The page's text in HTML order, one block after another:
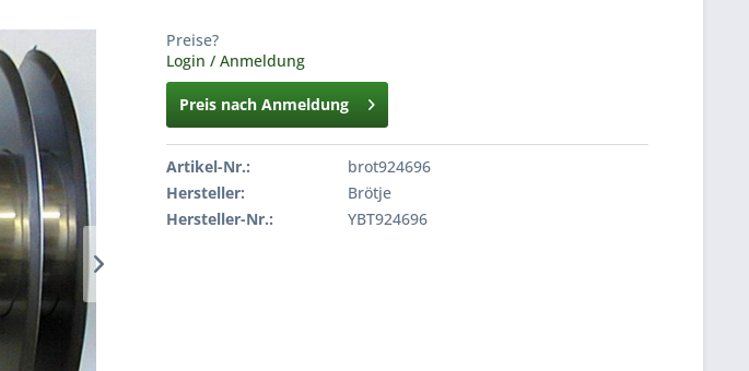
Preise?
Login / Anmeldung
Preis nach Anmeldung
Artikel-Nr.:
brot924696
Hersteller:
Brötje
Hersteller-Nr.:
YBT924696